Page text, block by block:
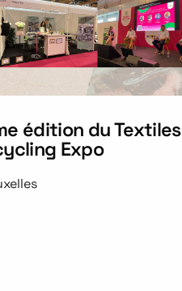
édition du Textiles
Expo